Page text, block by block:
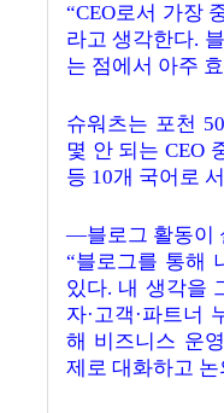
“CEO로서 가장
라고 생각한다.
는 점에서 아주
슈워츠는 포천
몇 안 되는 CEO
등 10개 국어로
―블로그 활동이
“블로그를 통해
있다. 내 생각을
자·고객·파트너
해 비즈니스 운
제로 대화하고 논